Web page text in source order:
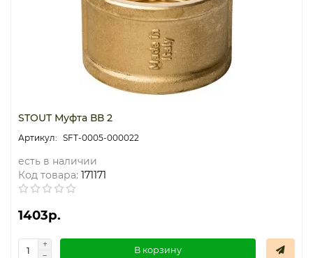
STOUT Муфта ВВ 2
SFT-0005-000022
есть в наличии
Код товара: 171171
1403р.
В корзину